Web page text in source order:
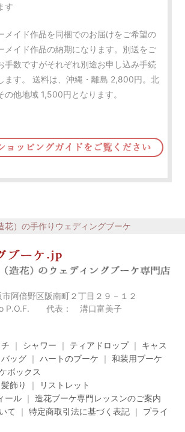
す
メイド作品を同梱でのお届けをご希望の
メイド作品の納期になります。別送をご
手数ですがそれぞれ別途お申し込み手続
ます。 送料は、沖縄・離島 2,800円。北
他地域 1,500円となります。
花）の手作りウェディングブーケ
阿倍野区阪南町２丁目２９－１２
P.O.F. 代表： 溝口富美子
｜ シャワー ｜ ティアドロップ｜ キャス
ッグ ｜ハートのブーケ ｜和装用ブーケ
ボックス
飾り ｜
リストレット
ール ｜造花ブーケ専門レッスンのご案内
て ｜特定商取引法に基づく表記 ｜ プライ